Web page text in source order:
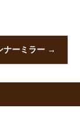
ナーミラー →